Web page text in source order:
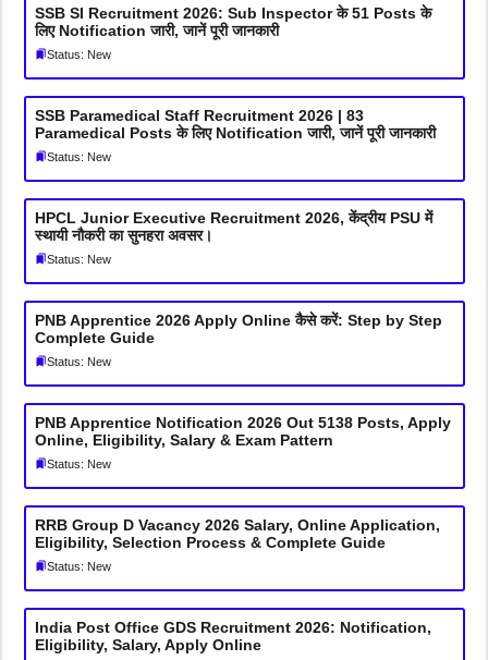
SSB SI Recruitment 2026: Sub Inspector के 51 Posts के
लिए Notification जारी, जानें पूरी जानकारी
Status: New
SSB Paramedical Staff Recruitment 2026 | 83
Paramedical Posts के लिए Notification जारी, जानें पूरी जानकारी
Status: New
HPCL Junior Executive Recruitment 2026, केंद्रीय PSU में
स्थायी नौकरी का सुनहरा अवसर।
Status: New
PNB Apprentice 2026 Apply Online कैसे करें: Step by Step
Complete Guide
Status: New
PNB Apprentice Notification 2026 Out 5138 Posts, Apply
Online, Eligibility, Salary & Exam Pattern
Status: New
RRB Group D Vacancy 2026 Salary, Online Application,
Eligibility, Selection Process & Complete Guide
Status: New
India Post Office GDS Recruitment 2026: Notification,
Eligibility, Salary, Apply Online